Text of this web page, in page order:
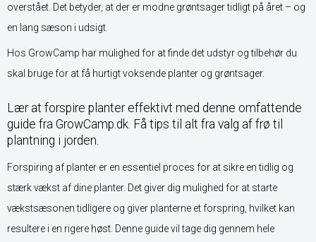
overstået. Det betyder, at der er modne grøntsager tidligt på året – og
en lang sæson i udsigt.
Hos GrowCamp har mulighed for at finde det udstyr og tilbehør du
skal bruge for at få hurtigt voksende planter og grøntsager.
Lær at forspire planter effektivt med denne omfattende
guide fra GrowCamp.dk. Få tips til alt fra valg af frø til
plantning i jorden.
Forspiring af planter er en essentiel proces for at sikre en tidlig og
stærk vækst af dine planter. Det giver dig mulighed for at starte
vækstsæsonen tidligere og giver planterne et forspring, hvilket kan
resultere i en rigere høst. Denne guide vil tage dig gennem hele